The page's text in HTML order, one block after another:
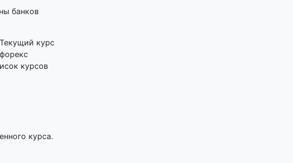
банков
курс
курсов
курса.